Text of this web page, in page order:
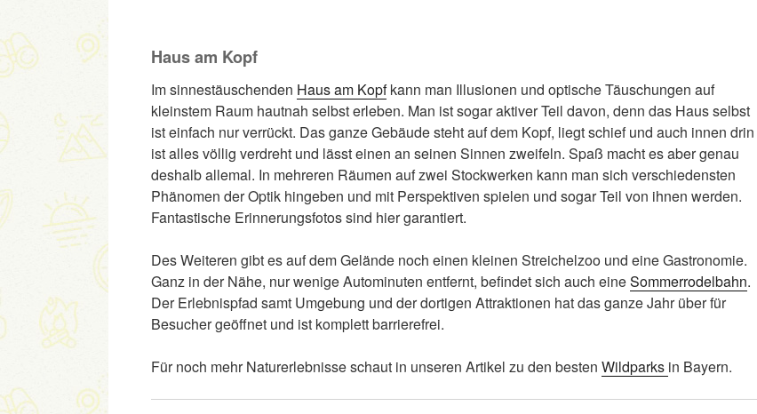
Haus am Kopf
Im sinnestäuschenden Haus am Kopfkann man Illusionen und optische Täuschungen auf
kleinstem Raum hautnah selbst erleben. Man ist sogar aktiver Teil davon, denn das Haus selbst
ist einfach nur verrückt. Das ganze Gebäude steht auf dem Kopf, liegt schief und auch innen drin
ist alles völlig verdreht und lässt einen an seinen Sinnen zweifeln. Spaß macht es aber genau
deshalb allemal. In mehreren Räumen auf zwei Stockwerken kann man sich verschiedensten
Phänomen der Optik hingeben und mit Perspektiven spielen und sogar Teil von ihnen werden.
Fantastische Erinnerungsfotos sind hier garantiert.
Des Weiteren gibt es auf dem Gelände noch einen kleinen Streichelzoo und eine Gastronomie.
Ganz in der Nähe, nur wenige Autominuten entfernt, befindet sich auch eineSommerrodelbahn.
Der Erlebnispfad samt Umgebung und der dortigen Attraktionen hat das ganze Jahr über für
Besucher geöffnet und ist komplett barrierefrei.
Für noch mehr Naturerlebnisse schaut in unseren Artikel zu den besten Wildparks in Bayern.